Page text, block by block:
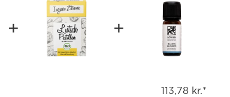
113,78 kr.*